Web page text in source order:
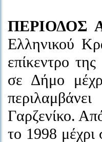
ΠΕΡΙΟΔΟΣ
Ελληνικού
επίκεντρο
σε Δήμο
Γαρζενίκο.
το 1998 μέχρι